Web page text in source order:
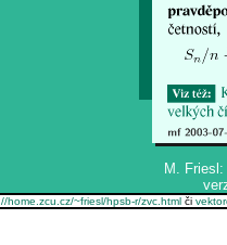
M. Friesl:
home.zcu.cz/~friesl/hpsb-r/zvc.html či